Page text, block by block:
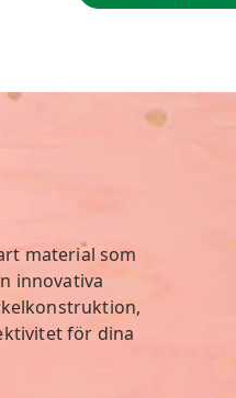
material som
innovativa
för dina